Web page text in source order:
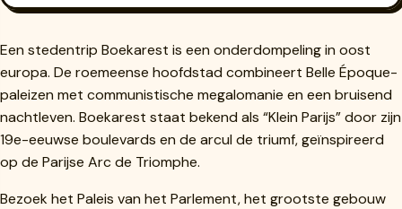
Een stedentrip Boekarest is een onderdompeling in oost
europa. De roemeense hoofdstad combineert Belle Époque-
paleizen met communistische megalomanie en een bruisend
nachtleven. Boekarest staat bekend als “Klein Parijs” door zijn
19e-eeuwse boulevards en de arcul de triumf, geïnspireerd
op de Parijse Arc de Triomphe.
Bezoek het Paleis van het Parlement, het grootste gebouw